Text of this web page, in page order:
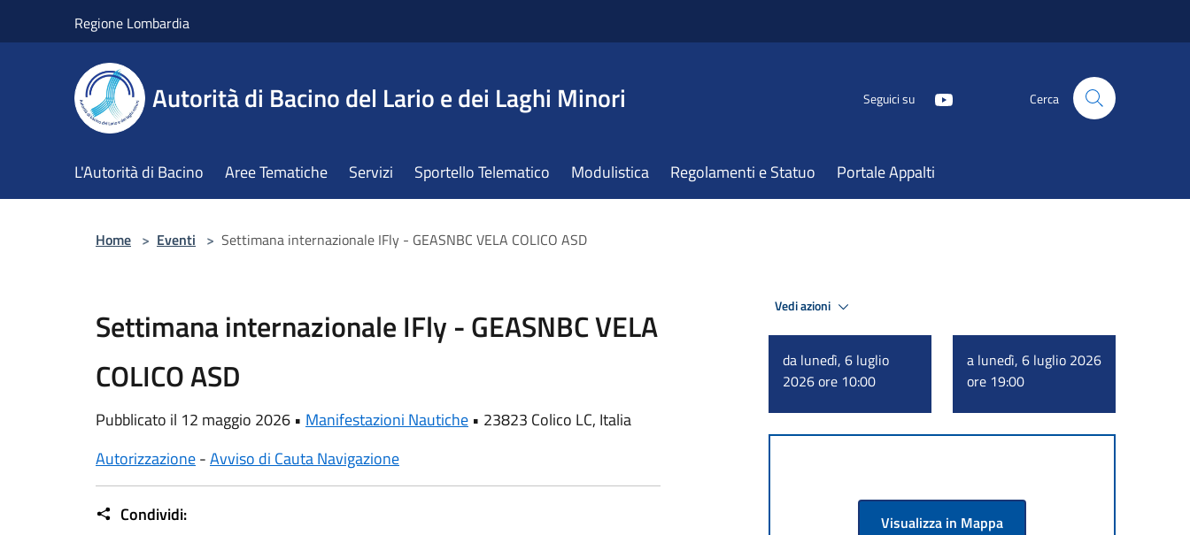
Regione Lombardia
Autorità di Bacino del Lario e dei Laghi Minori Seguici su Cerca
L'Autorità di Bacino Aree Tematiche Servizi Sportello Telematico Modulistica Regolamenti e Statuo Portale Appalti
Home > Eventi > Settimana internazionale IFly - GEASNBC VELA COLICO ASD
Settimana internazionale IFly - GEASNBC VELA
COLICO ASD
Pubblicato il 12 maggio 2026 • Manifestazioni Nautiche • 23823 Colico LC, Italia
Autorizzazione-Avviso di Cauta Navigazione
Condividi:
Vedi azioni
da lunedì, 6 luglio
2026 ore 10:00
a lunedì, 6 luglio 2026
ore 19:00
Visualizza in Mappa